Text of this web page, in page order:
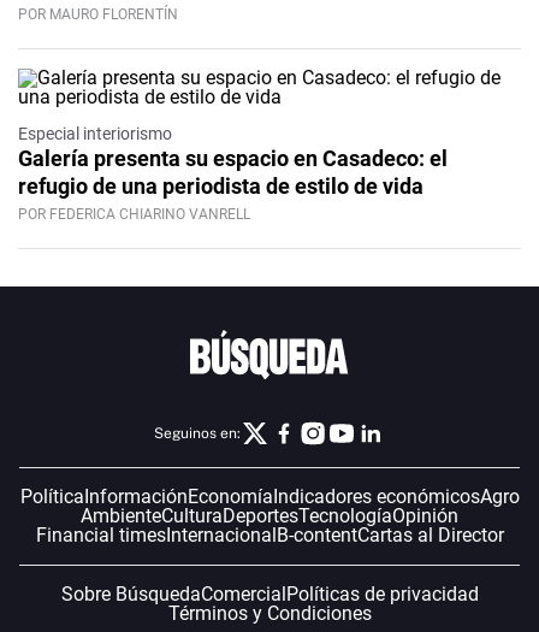
POR MAURO FLORENTÍN
Especial interiorismo
Galería presenta su espacio en Casadeco: el
refugio de una periodista de estilo de vida
POR FEDERICA CHIARINO VANRELL
Seguinos en:
PolíticaInformaciónEconomíaIndicadores económicosAgro
AmbienteCulturaDeportesTecnologíaOpinión
Financial timesInternacionalB-contentCartas al Director
Sobre BúsquedaComercialPolíticas de privacidad
Términos y Condiciones